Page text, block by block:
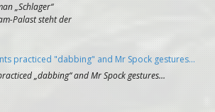
„Schlager“
Palast steht der
„dabbing“ and Mr Spock gestures…